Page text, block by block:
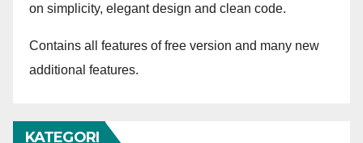
on simplicity, elegant design and clean code.
Contains all features of free version and many new
additional features.
KATEGORI